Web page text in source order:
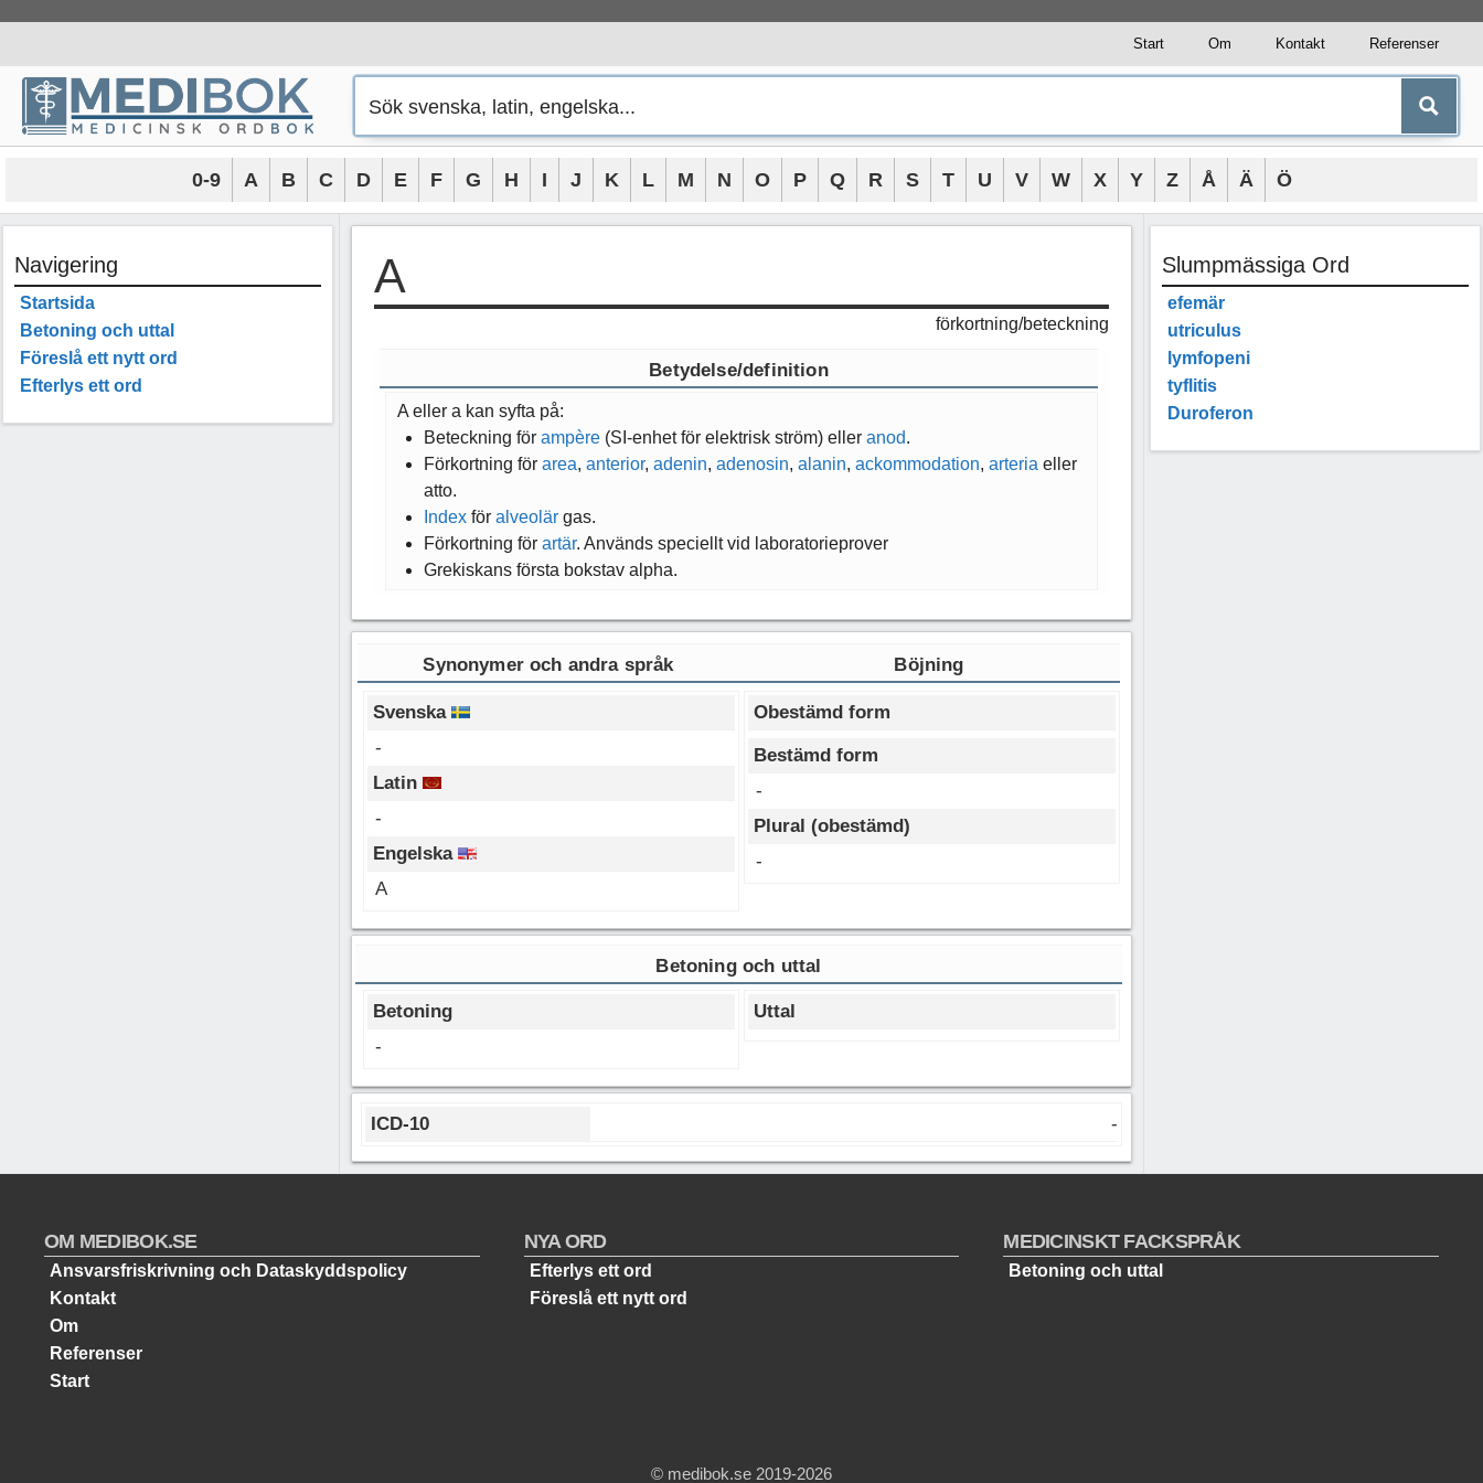
innehåll
Start Om Kontakt Referenser
0-9 A B C D E F G H I J K L M N O P Q R S T U V W X Y Z Å Ä Ö
A
förkortning/beteckning
Betydelse/definition
A eller a kan syfta på:
Beteckning för ampère (SI-enhet för elektrisk ström) eller anod.
Förkortning för area, anterior, adenin, adenosin, alanin, ackommodation, arteria eller
atto.
Index för alveolär gas.
Förkortning för artär. Används speciellt vid laboratorieprover
Grekiskans första bokstav alpha.
Synonymer och andra språk Böjning
Svenska
-
Latin
-
Engelska
A
Obestämd form
Bestämd form
-
Plural (obestämd)
-
Betoning och uttal
Betoning
-
Uttal
ICD-10 -
Navigering
Startsida
Betoning och uttal
Föreslå ett nytt ord
Efterlys ett ord
Slumpmässiga Ord
efemär
utriculus
lymfopeni
tyflitis
Duroferon
OM MEDIBOK.SE
Ansvarsfriskrivning och Dataskyddspolicy
Kontakt
Om
Referenser
Start
NYA ORD
Efterlys ett ord
Föreslå ett nytt ord
MEDICINSKT FACKSPRÅK
Betoning och uttal
© medibok.se 2019-2026